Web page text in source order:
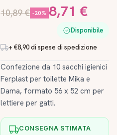
10,89 € -20% 8,71 €
Disponibile
+ €8,90 di spese di spedizione
Confezione da 10 sacchi igienici
Ferplast per toilette Mika e
Dama, formato 56 x 52 cm per
lettiere per gatti.
CONSEGNA STIMATA